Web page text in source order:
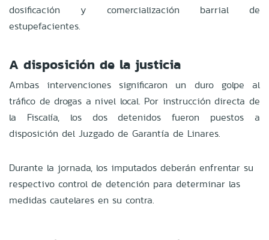
dosificación y comercialización barrial de
estupefacientes.
A disposición de la justicia
Ambas intervenciones significaron un duro golpe al
tráfico de drogas a nivel local. Por instrucción directa de
la Fiscalía, los dos detenidos fueron puestos a
disposición del Juzgado de Garantía de Linares.
Durante la jornada, los imputados deberán enfrentar su
respectivo control de detención para determinar las
medidas cautelares en su contra.